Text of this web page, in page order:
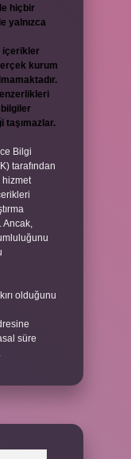
hiçbir
yalnızca
içerikler
kurum
taşımazlar.
Bilgi
tarafından
hizmet
Ancak,
olduğunu
süre